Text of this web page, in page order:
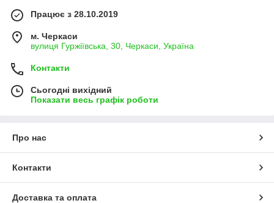
Працює з 28.10.2019
м. Черкаси
вулиця Гуржіївська, 30, Черкаси, Україна
Контакти
Сьогодні вихідний
Показати весь графік роботи
Про нас
Контакти
Доставка та оплата